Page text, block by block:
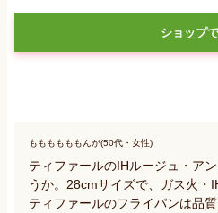
ショップ
ももももももんが(50代・女性)
ティファールのIHルージュ・ア
うか。28cmサイズで、ガス火・
ティファールのフライパンは品